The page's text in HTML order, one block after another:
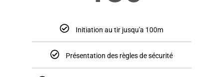
Initiation au tir jusqu'a 100m
Présentation des règles de sécurité